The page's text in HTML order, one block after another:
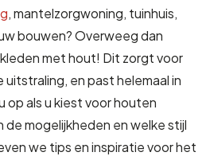
, mantelzorgwoning, tuinhuis,
bouwen? Overweeg dan
met hout! Dit zorgt voor
uitstraling, en past helemaal in
op als u kiest voor houten
de mogelijkheden en welke stijl
we tips en inspiratie voor het